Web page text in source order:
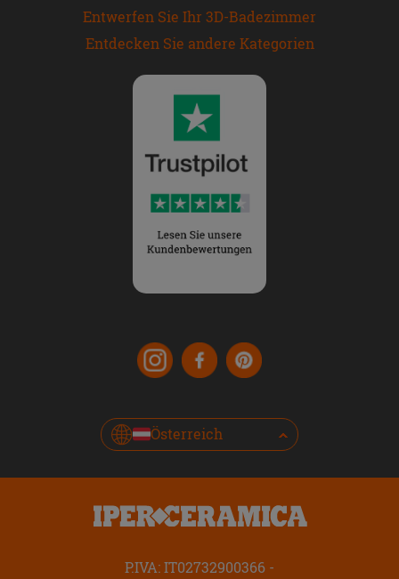
Entwerfen Sie Ihr 3D-Badezimmer
Entdecken Sie andere Kategorien
Österreich
P.IVA: IT02732900366